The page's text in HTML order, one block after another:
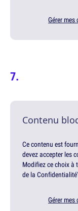
Gérer mes
Contenu
Ce contenu est
devez accepter les
Modifiez ce choix à
de la
Gérer mes